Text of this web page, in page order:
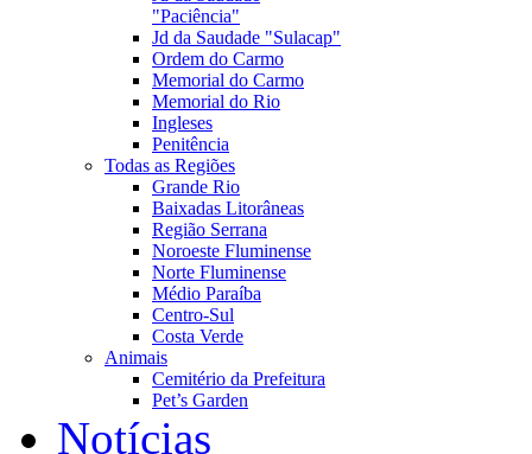
"Paciência"
Jd da Saudade "Sulacap"
Ordem do Carmo
Memorial do Carmo
Memorial do Rio
Ingleses
Penitência
Todas as Regiões
Grande Rio
Baixadas Litorâneas
Região Serrana
Noroeste Fluminense
Norte Fluminense
Médio Paraíba
Centro-Sul
Costa Verde
Animais
Cemitério da Prefeitura
Pet’s Garden
Notícias